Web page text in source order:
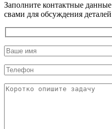
Заполните контактные
свами для обсуждения деталей